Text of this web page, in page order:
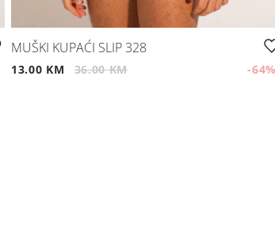
MUŠKI KUPAĆI SLIP 328
13.00 KM 36.00 KM -64